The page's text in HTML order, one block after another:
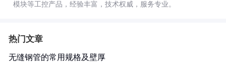
模块等工控产品，经验丰富，技术权威，服务专业。
热门文章
无缝钢管的常用规格及壁厚